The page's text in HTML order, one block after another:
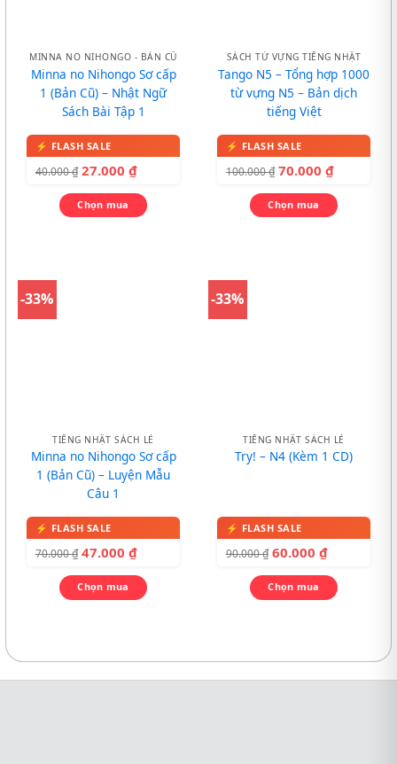
MINNA NO NIHONGO - BẢN CŨ
Minna no Nihongo Sơ cấp
1 (Bản Cũ) – Nhật Ngữ
Sách Bài Tập 1
40.000₫ 27.000 ₫
Chọn mua
SÁCH TỪ VỰNG TIẾNG NHẬT
Tango N5 – Tổng hợp 1000
từ vựng N5 – Bản dịch
tiếng Việt
100.000₫ 70.000 ₫
Chọn mua
-33%
TIẾNG NHẬT SÁCH LẺ
Minna no Nihongo Sơ cấp
1 (Bản Cũ) – Luyện Mẫu
Câu 1
70.000₫ 47.000 ₫
Chọn mua
-33%
TIẾNG NHẬT SÁCH LẺ
Try! – N4 (Kèm 1 CD)
90.000₫ 60.000 ₫
Chọn mua